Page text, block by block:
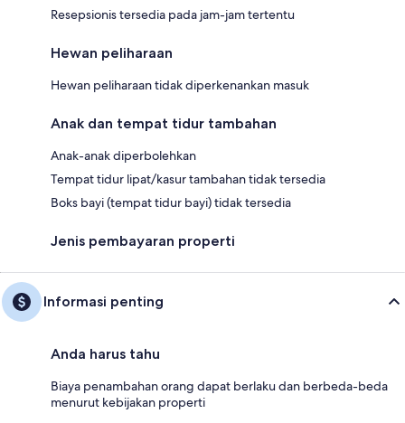
Resepsionis tersedia pada jam-jam tertentu
Hewan peliharaan
Hewan peliharaan tidak diperkenankan masuk
Anak dan tempat tidur tambahan
Anak-anak diperbolehkan
Tempat tidur lipat/kasur tambahan tidak tersedia
Boks bayi (tempat tidur bayi) tidak tersedia
Jenis pembayaran properti
Informasi penting
Anda harus tahu
Biaya penambahan orang dapat berlaku dan berbeda-beda
menurut kebijakan properti